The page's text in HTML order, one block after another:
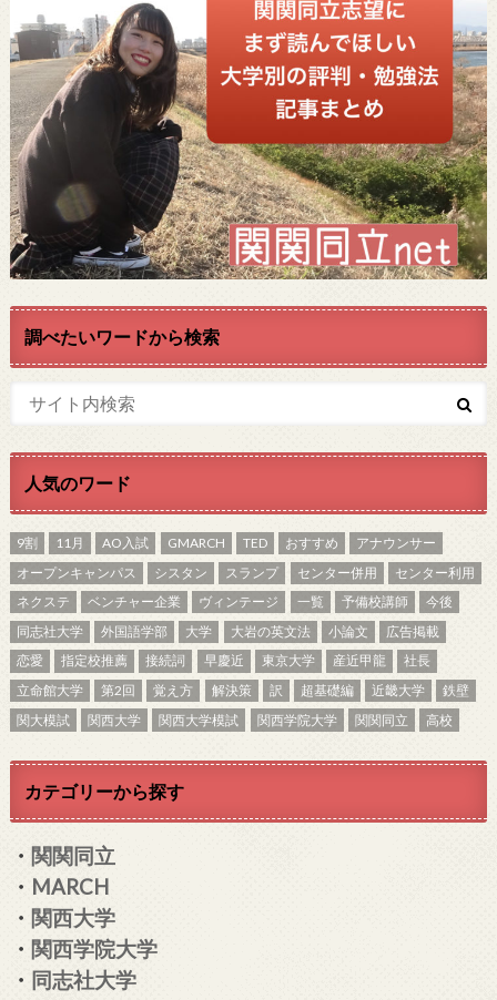
調べたいワードから検索
人気のワード
9割 11月 AO入試 GMARCH TED おすすめ
アナウンサー
オープンキャンパス
シスタン スランプ センター併用
センター利用
ネクステ
ベンチャー企業 ヴィンテージ 一覧 予備校講師
今後
同志社大学
外国語学部 大学 大岩の英文法 小論文
広告掲載
恋愛
指定校推薦 接続詞 早慶近 東京大学 産近甲龍
社長
立命館大学
第2回 覚え方 解決策 訳 超基礎編 近畿大学
鉄壁
関大模試
関西大学 関西大学模試 関西学院大学 関関同立 高校
カテゴリーから探す
・ 関関同立
・ MARCH
・ 関西大学
・ 関西学院大学
・ 同志社大学